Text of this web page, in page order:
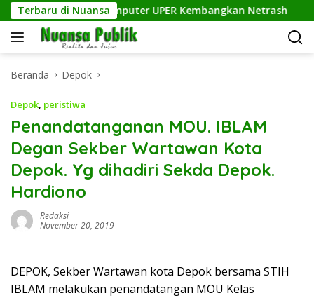
Langsung
ke
konten
Terbaru di Nuansa
Ilmu Komputer UPER Kembangkan Netrash
Beranda Depok
Depok, peristiwa
Penandatanganan MOU. IBLAM
Degan Sekber Wartawan Kota
Depok. Yg dihadiri Sekda Depok.
Hardiono
Redaksi
November 20, 2019
DEPOK, Sekber Wartawan kota Depok bersama STIH
IBLAM melakukan penandatangan MOU Kelas